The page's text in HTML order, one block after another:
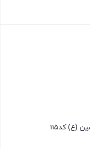
(ع) کد۱۱۵